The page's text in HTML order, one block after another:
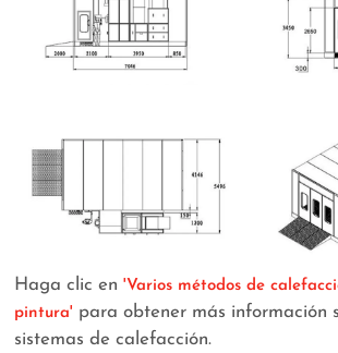
Haga clic en'Varios métodos de
pintura' para obtener más información
sistemas de calefacción.